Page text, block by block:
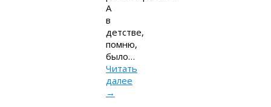
А
в
детстве,
помню,
было…
Читать
далее
→